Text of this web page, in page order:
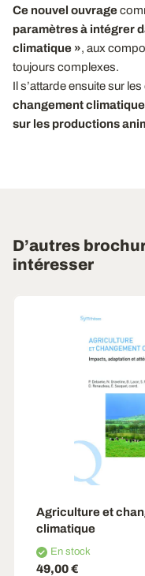
Ce nouvel ouvrage
paramètres à intégrer
climatique », aux
toujours complexes.
Il s’attarde ensuite sur les
changement climatique
sur les productions
D’autres
intéresser
Agriculture et
climatique
En stock
49,00 €